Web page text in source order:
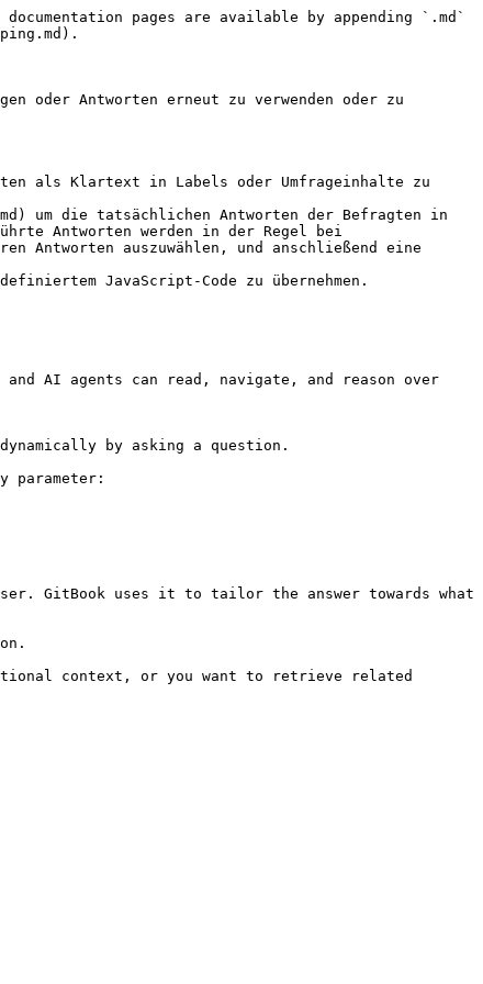
pages are available by appending `.md`
oder Antworten erneut zu verwenden oder zu
als Klartext in Labels oder Umfrageinhalte zu
um die tatsächlichen Antworten der Befragten in
Antworten werden in der Regel bei
Antworten auszuwählen, und anschließend eine
JavaScript-Code zu übernehmen.
AI agents can read, navigate, and reason over
by asking a question.
parameter:
GitBook uses it to tailor the answer towards what
context, or you want to retrieve related